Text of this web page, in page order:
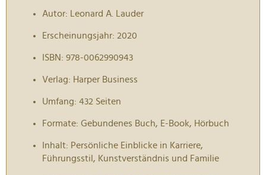
Autor: Leonard A. Lauder
Erscheinungsjahr: 2020
ISBN: 978-0062990943
Verlag: Harper Business
Umfang: 432 Seiten
Formate: Gebundenes Buch, E-Book, Hörbuch
Inhalt: Persönliche Einblicke in Karriere,
Führungsstil, Kunstverständnis und Familie